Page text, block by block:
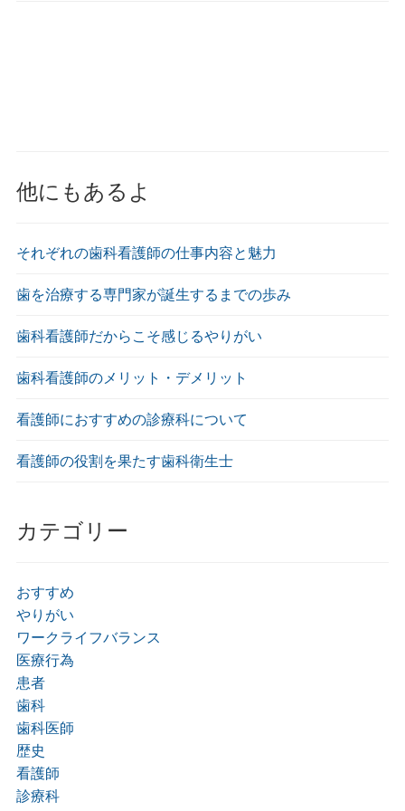
他にもあるよ
それぞれの歯科看護師の仕事内容と魅力
歯を治療する専門家が誕生するまでの歩み
歯科看護師だからこそ感じるやりがい
歯科看護師のメリット・デメリット
看護師におすすめの診療科について
看護師の役割を果たす歯科衛生士
カテゴリー
おすすめ
やりがい
ワークライフバランス
医療行為
患者
歯科
歯科医師
歴史
看護師
診療科